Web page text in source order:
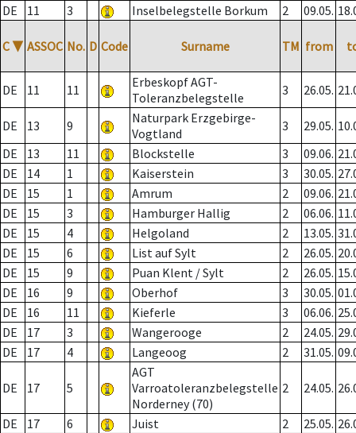
DE
11 3 Inselbelegstelle Borkum 2 09.05.
C ▼ ASSOC No. D Code Surname TM from
DE 11 11
Erbeskopf AGT-
Toleranzbelegstelle
3 26.05.
DE 13 9
Naturpark Erzgebirge-
Vogtland
3 29.05.
DE
13 11 Blockstelle 3 09.06.
DE
14 1 Kaiserstein 3 30.05.
DE
15 1 Amrum 2 09.06.
DE
15 3 Hamburger Hallig 2 06.06.
DE
15 4 Helgoland 2 13.05.
DE
15 6 List auf Sylt 2 26.05.
DE
15 9 Puan Klent / Sylt 2 26.05.
DE
16 9 Oberhof 3 30.05.
DE
16 11 Kieferle 3 06.06.
DE
17 3 Wangerooge 2 24.05.
DE
17 4 Langeoog 2 31.05.
DE 17 5
AGT
Varroatoleranzbelegstelle
Norderney (70)
2 24.05.
DE 17 6 Juist 2 25.05.